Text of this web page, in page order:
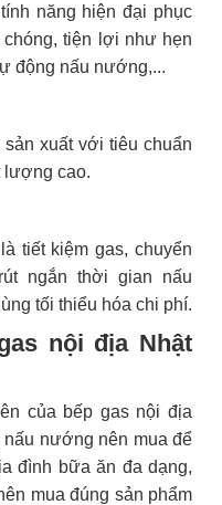
năng hiện đại phục
tiện lợi như hẹn
động nấu nướng,...
xuất với tiêu chuẩn
lượng cao.
tiết kiệm gas, chuyển
ngắn thời gian nấu
tối thiểu hóa chi phí.
nội địa Nhật
của bếp gas nội địa
nấu nướng nên mua để
đình bữa ăn đa dạng,
mua đúng sản phẩm